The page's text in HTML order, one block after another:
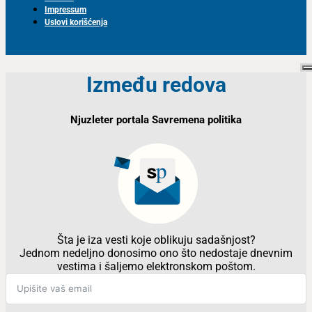
Impressum
Uslovi korišćenja
Između redova
Njuzleter portala Savremena politika
Šta je iza vesti koje oblikuju sadašnjost?
Jednom nedeljno donosimo ono što nedostaje dnevnim
vestima i šaljemo elektronskom poštom.